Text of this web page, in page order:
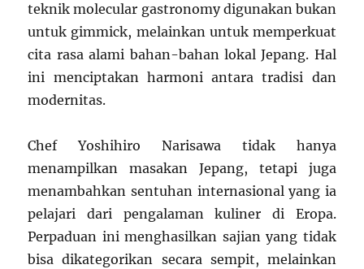
teknik molecular gastronomy digunakan bukan
untuk gimmick, melainkan untuk memperkuat
cita rasa alami bahan-bahan lokal Jepang. Hal
ini menciptakan harmoni antara tradisi dan
modernitas.
Chef Yoshihiro Narisawa tidak hanya
menampilkan masakan Jepang, tetapi juga
menambahkan sentuhan internasional yang ia
pelajari dari pengalaman kuliner di Eropa.
Perpaduan ini menghasilkan sajian yang tidak
bisa dikategorikan secara sempit, melainkan